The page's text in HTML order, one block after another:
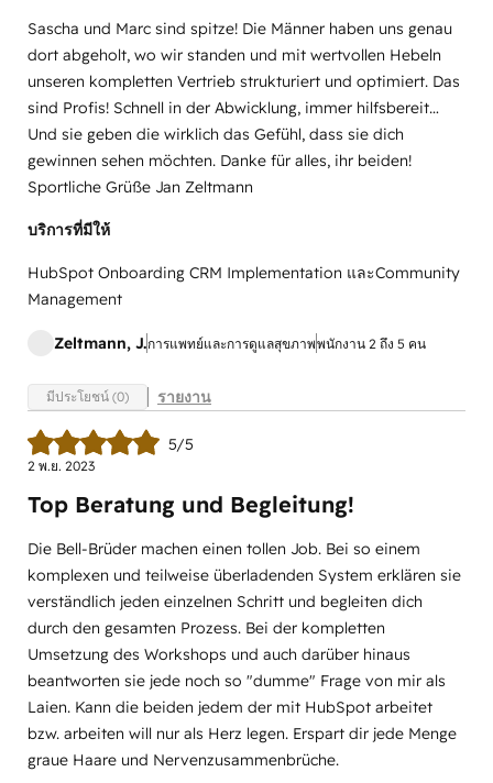
Sascha und Marc sind spitze! Die Männer haben uns genau
dort abgeholt, wo wir standen und mit wertvollen Hebeln
unseren kompletten Vertrieb strukturiert und optimiert. Das
sind Profis! Schnell in der Abwicklung, immer hilfsbereit…
Und sie geben die wirklich das Gefühl, dass sie dich
gewinnen sehen möchten. Danke für alles, ihr beiden!
Sportliche Grüße Jan Zeltmann
บริการที่มีให้
HubSpot Onboarding CRM Implementation และCommunity
Management
Zeltmann, J.การแพทย์และการดูแลสุขภาพพนักงาน 2 ถึง 5 คน
มีประโยชน์ (0) รายงาน
5/5
2 พ.ย. 2023
Top Beratung und Begleitung!
Die Bell-Brüder machen einen tollen Job. Bei so einem
komplexen und teilweise überladenden System erklären sie
verständlich jeden einzelnen Schritt und begleiten dich
durch den gesamten Prozess. Bei der kompletten
Umsetzung des Workshops und auch darüber hinaus
beantworten sie jede noch so "dumme" Frage von mir als
Laien. Kann die beiden jedem der mit HubSpot arbeitet
bzw. arbeiten will nur als Herz legen. Erspart dir jede Menge
graue Haare und Nervenzusammenbrüche.